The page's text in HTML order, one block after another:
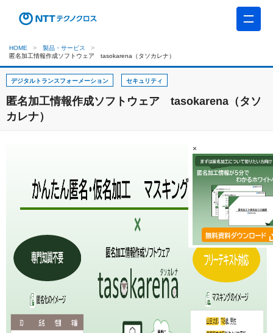
HOME
製品・サービス
匿名加工情報作成ソフトウェア tasokarena（タソカレナ）
デジタルトランスフォーメーション セキュリティ
匿名加工情報作成ソフトウェア tasokarena（タソ
カレナ）
×